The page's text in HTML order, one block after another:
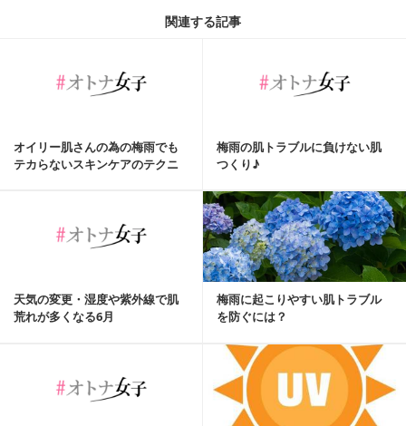
関連する記事
オイリー肌さんの為の梅雨でも
テカらないスキンケアのテクニ
梅雨の肌トラブルに負けない肌
つくり♪
天気の変更・湿度や紫外線で肌
荒れが多くなる6月
梅雨に起こりやすい肌トラブル
を防ぐには？